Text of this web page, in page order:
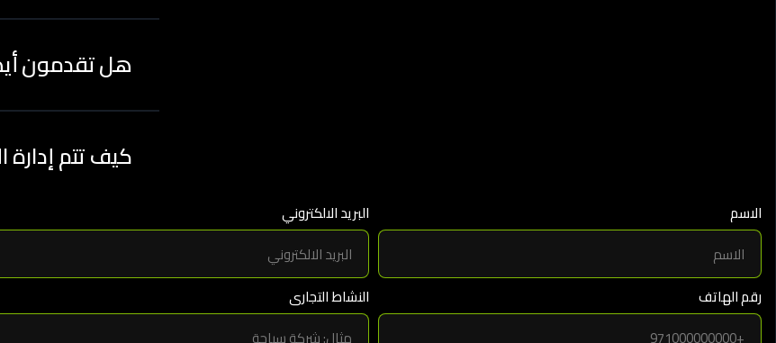
هل تقدمون
كيف تتم إدارة
الاسم البريد الالكتروني
رقم الهاتف النشاط التجارى